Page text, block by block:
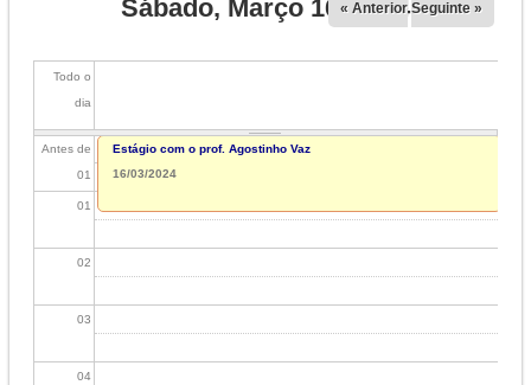
Sábado, Março 16, 2024
« Anterior Seguinte »
Todo o
dia
Antes de
01
01
02
03
04
Estágio com o prof. Agostinho Vaz
16/03/2024